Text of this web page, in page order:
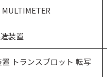
装置
トランスブロット 転写